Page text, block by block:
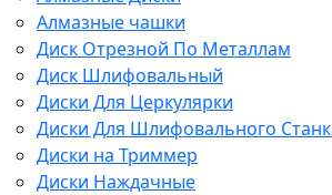
Алмазные чашки
Диск Отрезной По Металлам
Диск Шлифовальный
Диски Для Церкулярки
Диски Для Шлифовального
Диски на Триммер
Диски Наждачные